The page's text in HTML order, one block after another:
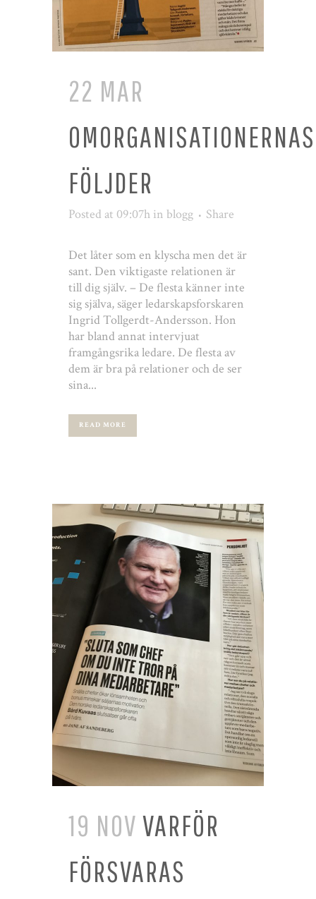
22 MAR
OMORGANISATIONERNAS
FÖLJDER
Posted at 09:07h in blogg Share
Det låter som en klyscha men det är
sant. Den viktigaste relationen är
till dig själv. – De flesta känner inte
sig själva, säger ledarskapsforskaren
Ingrid Tollgerdt-Andersson. Hon
har bland annat intervjuat
framgångsrika ledare. De flesta av
dem är bra på relationer och de ser
sina...
READ MORE
19 NOV VARFÖR
FÖRSVARAS